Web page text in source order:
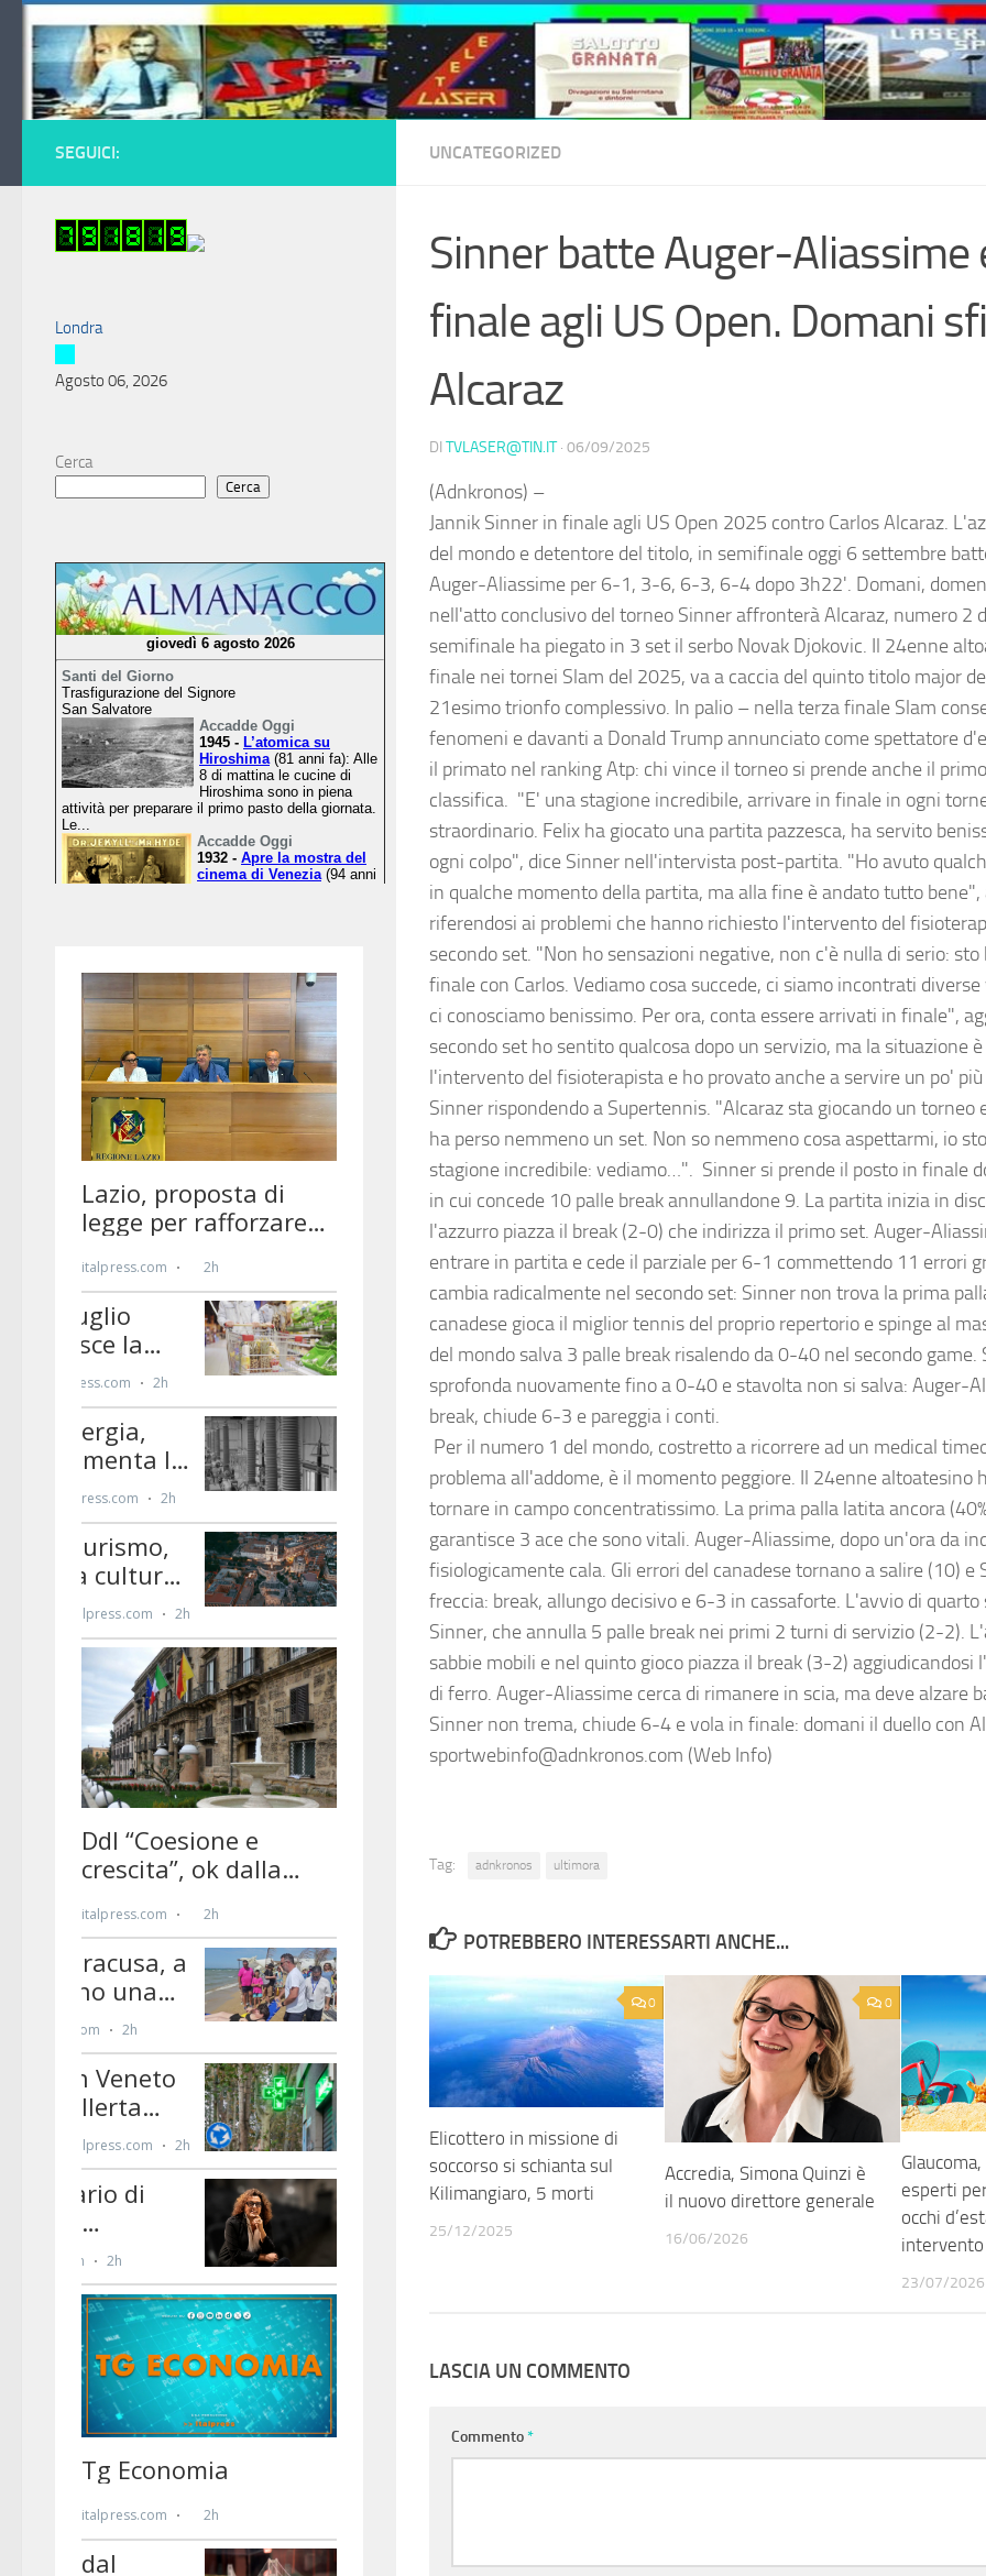
Salta al contenuto
UNCATEGORIZED
Sinner batte Auger-Aliassime
finale agli US Open. Domani
Alcaraz
DI TVLASER@TIN.IT · 06/09/2025
(Adnkronos) –
Jannik Sinner in finale agli US Open 2025 contro Carlos Alcaraz.
del mondo e detentore del titolo, in semifinale oggi 6 settembre
Auger-Aliassime per 6-1, 3-6, 6-3, 6-4 dopo 3h22'. Domani,
nell'atto conclusivo del torneo Sinner affronterà Alcaraz, numero 2
semifinale ha piegato in 3 set il serbo Novak Djokovic. Il 24enne
finale nei tornei Slam del 2025, va a caccia del quinto titolo major
21esimo trionfo complessivo. In palio – nella terza finale Slam
fenomeni e davanti a Donald Trump annunciato come spettatore
il primato nel ranking Atp: chi vince il torneo si prende anche il
classifica. "E' una stagione incredibile, arrivare in finale in ogni
straordinario. Felix ha giocato una partita pazzesca, ha servito
ogni colpo", dice Sinner nell'intervista post-partita. "Ho avuto
in qualche momento della partita, ma alla fine è andato tutto bene",
riferendosi ai problemi che hanno richiesto l'intervento del
secondo set. "Non ho sensazioni negative, non c'è nulla di serio:
finale con Carlos. Vediamo cosa succede, ci siamo incontrati
ci conosciamo benissimo. Per ora, conta essere arrivati in finale",
secondo set ho sentito qualcosa dopo un servizio, ma la situazione
l'intervento del fisioterapista e ho provato anche a servire un po'
Sinner rispondendo a Supertennis. "Alcaraz sta giocando un torneo
ha perso nemmeno un set. Non so nemmeno cosa aspettarmi, io
stagione incredibile: vediamo…". Sinner si prende il posto in finale
in cui concede 10 palle break annullandone 9. La partita inizia in
l'azzurro piazza il break (2-0) che indirizza il primo set. Auger-
entrare in partita e cede il parziale per 6-1 commettendo 11 errori
cambia radicalmente nel secondo set: Sinner non trova la prima
canadese gioca il miglior tennis del proprio repertorio e spinge al
del mondo salva 3 palle break risalendo da 0-40 nel secondo
sprofonda nuovamente fino a 0-40 e stavolta non si salva: Auger-
break, chiude 6-3 e pareggia i conti.
Per il numero 1 del mondo, costretto a ricorrere ad un medical
problema all'addome, è il momento peggiore. Il 24enne altoatesino
tornare in campo concentratissimo. La prima palla latita ancora
garantisce 3 ace che sono vitali. Auger-Aliassime, dopo un'ora da
fisiologicamente cala. Gli errori del canadese tornano a salire (10) e
freccia: break, allungo decisivo e 6-3 in cassaforte. L'avvio di quarto
Sinner, che annulla 5 palle break nei primi 2 turni di servizio (2-2).
sabbie mobili e nel quinto gioco piazza il break (3-2) aggiudicandosi
di ferro. Auger-Aliassime cerca di rimanere in scia, ma deve alzare
Sinner non trema, chiude 6-4 e vola in finale: domani il duello con
sportwebinfo@adnkronos.com (Web Info)
Tag: adnkronos ultimora
POTREBBERO INTERESSARTI ANCHE...
0
Elicottero in missione di
soccorso si schianta sul
Kilimangiaro, 5 morti
25/12/2025
0
Accredia, Simona Quinzi è
il nuovo direttore generale
16/06/2026
esperti
occhi
intervento
23/07/2026
LASCIA UN COMMENTO
Commento*
SEGUICI:
Londra
Agosto 06, 2026
Cerca
Cerca